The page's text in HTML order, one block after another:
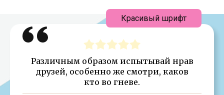
Различным образом испытывай нрав
друзей, особенно же смотри, каков
кто во гневе.
Красивый шрифт